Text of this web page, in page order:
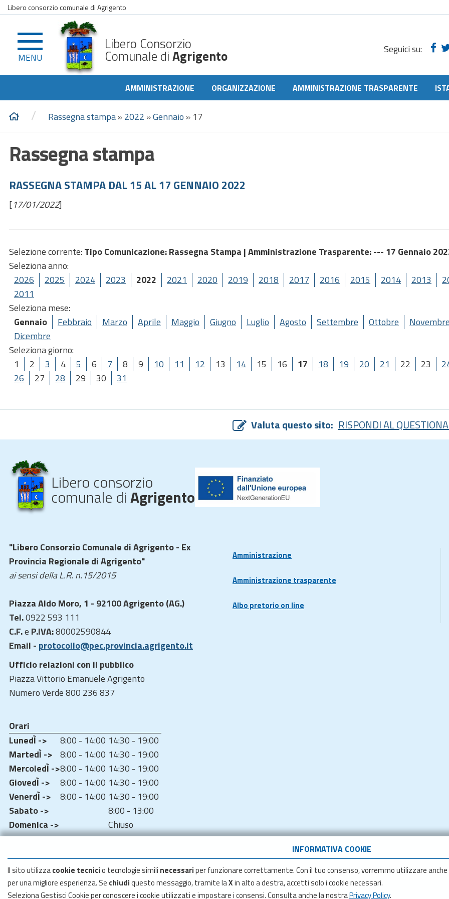
INFORMATIVA COOKIE
Il sito utilizzacookie tecnicio tecnologie simili necessariper funzionare correttamente. Con il tuo consenso, vorremmo utilizzare anche
per una migliore esperienza. Se chiudiquesto messaggio, tramite laXin alto a destra, accetti solo i cookie necessari.
Seleziona Gestisci Cookie per conoscere i cookie utilizzati e impostare i consensi. Consulta anche la nostraPrivacy Policy.
Libero consorzio comunale di Agrigento
MENU
Libero Consorzio
Comunale diAgrigento Seguici su:
AMMINISTRAZIONE ORGANIZZAZIONE AMMINISTRAZIONE TRASPARENTE
/ Rassegna stampa»2022 »Gennaio » 17
Rassegna stampa
RASSEGNA STAMPA DAL 15 AL 17 GENNAIO 2022
[17/01/2022]
Selezione corrente: Tipo Comunicazione: Rassegna Stampa |Amministrazione Trasparente: --- 17 Gennaio
Seleziona anno:
2026
2025 2024 2023 2022 2021 2020 2019 2018 2017 2016 2015 2014 2013
2011
Seleziona mese:
Gennaio
Febbraio Marzo Aprile Maggio Giugno Luglio Agosto Settembre Ottobre
Novembre
Dicembre
Seleziona giorno:
1
2 3 4 5 6 7 8 9 10 11 12 13 14 15 16 17 18 19 20 21 22 23
26
27 28 29 30 31
Valuta questo sito: RISPONDI AL
Libero consorzio
comunale diAgrigento
"Libero Consorzio Comunale di Agrigento - Ex
Provincia Regionale di Agrigento"
ai sensi della L.R. n.15/2015
Piazza Aldo Moro, 1 - 92100 Agrigento (AG.)
Tel.0922 593 111
C.F.e P.IVA:80002590844
Email - protocollo@pec.provincia.agrigento.it
Ufficio relazioni con il pubblico
Piazza Vittorio Emanuele Agrigento
Numero Verde 800 236 837
Orari
LunedÌ ->
8:00 - 14:00 14:30 - 19:00
MartedÌ -> 8:00 - 14:00 14:30 - 19:00
MercoledÌ ->8:00 - 14:00 14:30 - 19:00
GiovedÌ ->
8:00 - 14:00 14:30 - 19:00
VenerdÌ ->
8:00 - 14:00 14:30 - 19:00
Sabato ->
8:00 - 13:00
Domenica ->
Chiuso
Amministrazione
Amministrazione trasparente
Albo pretorio on line